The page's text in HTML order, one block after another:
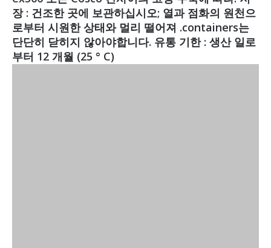
장 : 건조한 곳에 보관하십시오; 열과 점화의 원천으
로부터 시원한 상태와 멀리 떨어져 .containers는
단단히 닫히지 않아야합니다. 유통 기한 : 생산 일로
부터 12 개월 (25 ° C)